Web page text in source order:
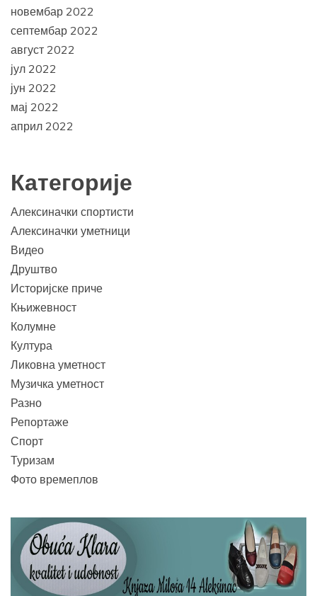
новембар 2022
септембар 2022
август 2022
јул 2022
јун 2022
мај 2022
април 2022
Категорије
Алексиначки спортисти
Алексиначки уметници
Видео
Друштво
Историјске приче
Књижевност
Колумне
Култура
Ликовна уметност
Музичка уметност
Разно
Репортаже
Спорт
Туризам
Фото времеплов